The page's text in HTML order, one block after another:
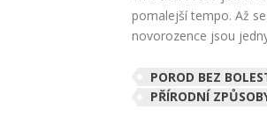
pomalejší tempo. Až
novorozence jsou
POROD BEZ
PŘÍRODNÍ